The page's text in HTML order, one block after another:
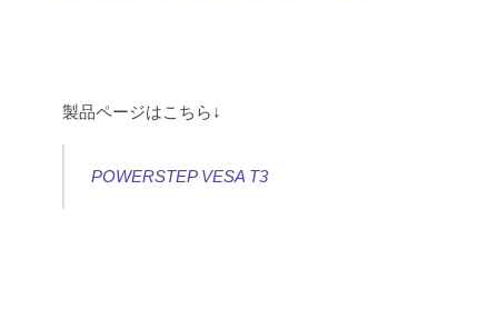
製品ページはこちら↓
POWERSTEP VESA T3